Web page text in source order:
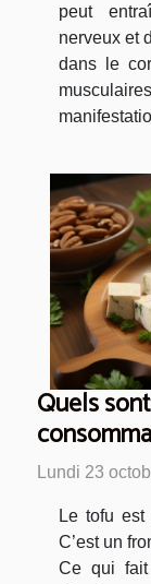
peut
nerveux et
dans le
Quels
Lundi 23
Le tofu
C’est un
Ce qui